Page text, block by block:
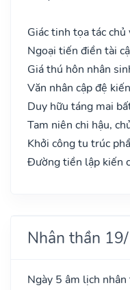
Giác tinh tọa tác chủ
Ngoại tiến điền tài
Giá thú hôn nhân
Văn nhân cập đệ
Duy hữu táng mai
Tam niên chi hậu,
Khởi công tu trúc
Đường tiền lập kiến
Nhân thần
Ngày 5 âm lịch